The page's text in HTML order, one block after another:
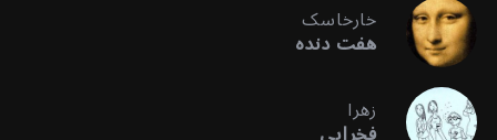
خارخاسک
هفت دنده
زهرا